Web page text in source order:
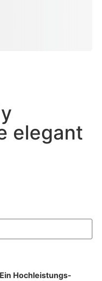
elegant
Hochleistungs-